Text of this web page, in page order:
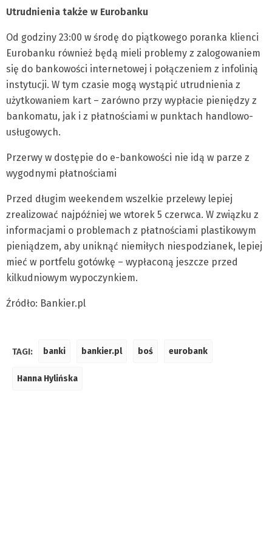
Utrudnienia także w Eurobanku
Od godziny 23:00 w środę do piątkowego poranka klienci
Eurobanku również będą mieli problemy z zalogowaniem
się do bankowości internetowej i połączeniem z infolinią
instytucji. W tym czasie mogą wystąpić utrudnienia z
użytkowaniem kart – zarówno przy wypłacie pieniędzy z
bankomatu, jak i z płatnościami w punktach handlowo-
usługowych.
Przerwy w dostępie do e-bankowości nie idą w parze z
wygodnymi płatnościami
Przed długim weekendem wszelkie przelewy lepiej
zrealizować najpóźniej we wtorek 5 czerwca. W związku z
informacjami o problemach z płatnościami plastikowym
pieniądzem, aby uniknąć niemiłych niespodzianek, lepiej
mieć w portfelu gotówkę – wypłaconą jeszcze przed
kilkudniowym wypoczynkiem.
Źródło: Bankier.pl
TAGI: banki bankier.pl boś eurobank
Hanna Hylińska